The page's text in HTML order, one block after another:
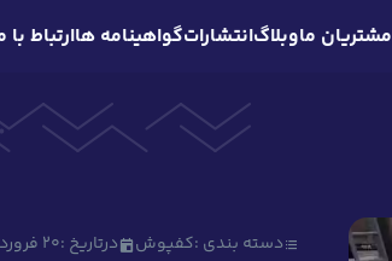
مشتریان ماوبلاگانتشاراتگواهینامه هاارتباط با
دسته بندی :کفپوش درتاریخ :20 فروردین 1403